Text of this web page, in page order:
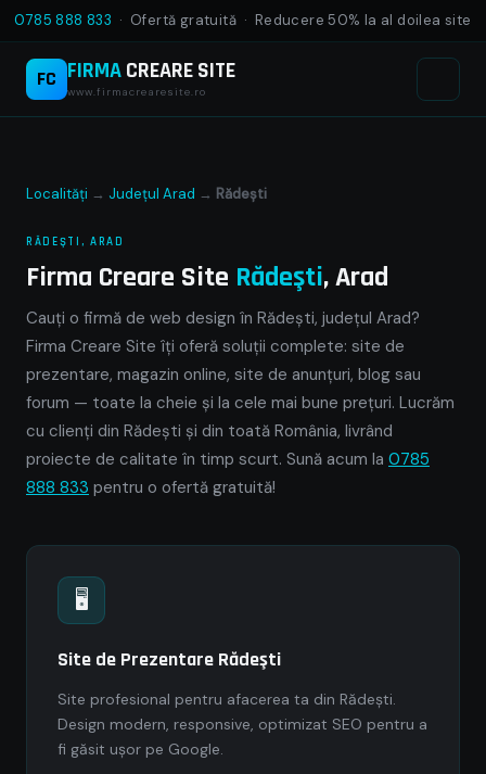
0785 888 833 · Ofertă gratuită · Reducere 50% la al doilea site
FC FIRMACREARE SITE
www.firmacrearesite.ro
Localități → Județul Arad → Rădeşti
RĂDEŞTI, ARAD
Firma Creare Site Rădeşti, Arad
Cauți o firmă de web design în Rădeşti, județul Arad?
Firma Creare Site îți oferă soluții complete: site de
prezentare, magazin online, site de anunțuri, blog sau
forum — toate la cheie și la cele mai bune prețuri. Lucrăm
cu clienți din Rădeşti și din toată România, livrând
proiecte de calitate în timp scurt. Sună acum la 0785
888 833 pentru o ofertă gratuită!
🖥
Site de Prezentare Rădeşti
Site profesional pentru afacerea ta din Rădeşti.
Design modern, responsive, optimizat SEO pentru a
fi găsit ușor pe Google.